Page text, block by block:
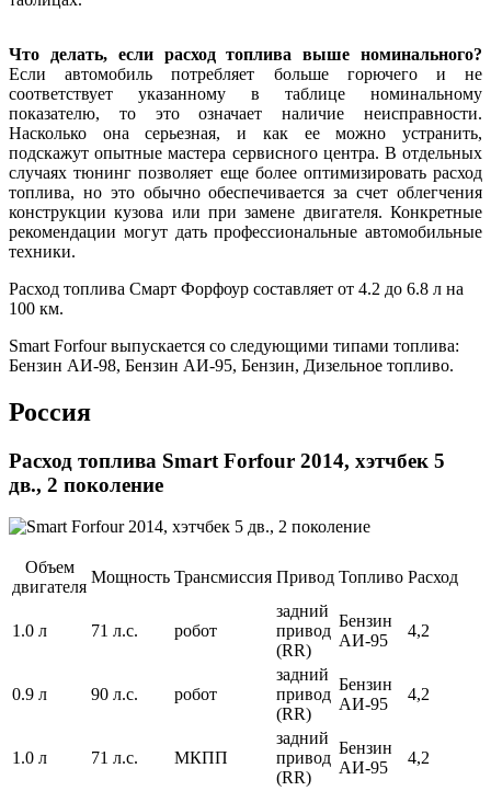
Что делать, если расход топлива выше номинального?
Если автомобиль потребляет больше горючего и не
соответствует указанному в таблице номинальному
показателю, то это означает наличие неисправности.
Насколько она серьезная, и как ее можно устранить,
подскажут опытные мастера сервисного центра. В отдельных
случаях тюнинг позволяет еще более оптимизировать расход
топлива, но это обычно обеспечивается за счет облегчения
конструкции кузова или при замене двигателя. Конкретные
рекомендации могут дать профессиональные автомобильные
техники.
Расход топлива Смарт Форфоур составляет от 4.2 до 6.8 л на
100 км.
Smart Forfour выпускается со следующими типами топлива:
Бензин АИ-98, Бензин АИ-95, Бензин, Дизельное топливо.
Россия
Расход топлива Smart Forfour 2014, хэтчбек 5
дв., 2 поколение
Объем
двигателя
Мощность Трансмиссия Привод Топливо Расход
1.0 л 71 л.с. робот
задний
привод
(RR)
Бензин
АИ-95
4,2
0.9 л 90 л.с. робот
задний
привод
(RR)
Бензин
АИ-95
4,2
1.0 л 71 л.с. МКПП
задний
привод
(RR)
Бензин
АИ-95
4,2